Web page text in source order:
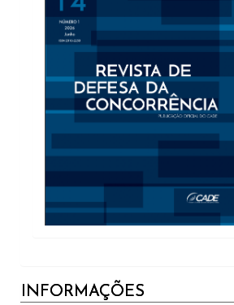
INFORMAÇÕES